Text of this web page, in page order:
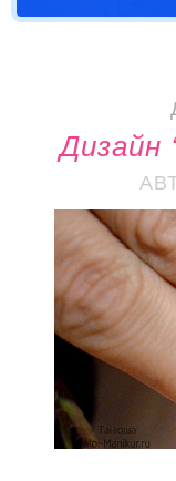
Дизайн